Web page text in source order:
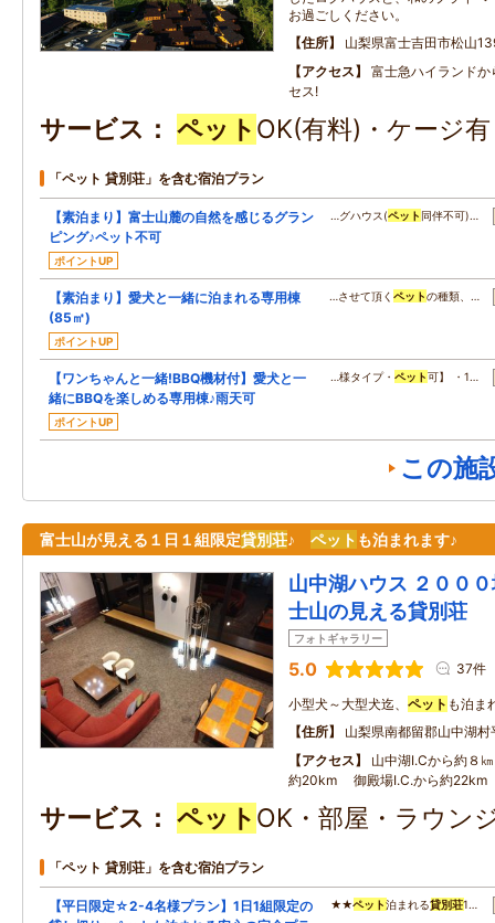
お過ごしください。
住所
山梨県富士吉田市松山
アクセス
富士急ハイランド
セス!
サービス ペット OK(有料)・ケージ
「ペット 貸別荘」を含む宿泊プラン
【素泊まり】富士山麓の自然を感じるグラン
ピング♪ペット不可
ポイントUP
…グハウス(ペット 同伴不可)…
【素泊まり】愛犬と一緒に泊まれる専用棟
(85㎡)
ポイントUP
…させて頂く ペットの種類、…
【ワンちゃんと一緒!BBQ機材付】愛犬と一
緒にBBQを楽しめる専用棟♪雨天可
ポイントUP
…様タイプ・ ペット可】 ・1…
この施
富士山が見える１日１組限定貸別荘♪ ペット も泊まれます♪
山中湖ハウス ２００
士山の見える貸別荘
フォトギャラリー
5.0 37件
小型犬～大型犬迄、 ペット も泊ま
住所
山梨県南都留郡山中湖
アクセス
山中湖I.Cから約８
約20km 御殿場I.C.から約22km
サービス ペット OK・部屋・ラウン
「ペット 貸別荘」を含む宿泊プラン
【平日限定☆2-4名様プラン】1日1組限定の
★★ペット泊まれる貸別荘1…